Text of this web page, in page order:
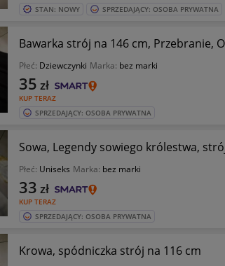
STAN: NOWY SPRZEDAJĄCY: OSOBA PRYWATNA
Bawarka strój na 146 cm, Przebranie,
Płeć: Dziewczynki Marka: bez marki
KUP TERAZ
35 zł
SPRZEDAJĄCY: OSOBA PRYWATNA
Sowa, Legendy sowiego królestwa,
Płeć: Uniseks Marka: bez marki
KUP TERAZ
33 zł
SPRZEDAJĄCY: OSOBA PRYWATNA
Krowa, spódniczka strój na 116 cm